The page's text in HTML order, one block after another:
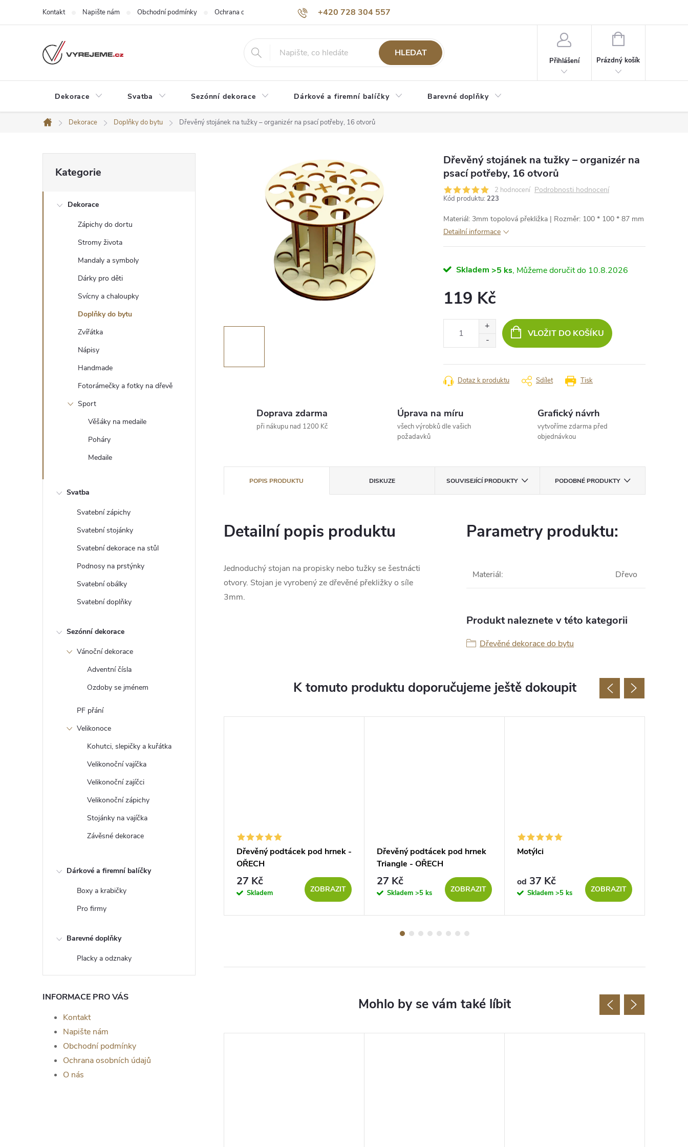
+420 728 304 557
Kontakt Napište nám Obchodní podmínky Ochrana osobních údajů O nás
HLEDAT
Přihlášení
NÁKUPNÍ
Prázdný košík
Dekorace Svatba Sezónní dekorace Dárkové a firemní balíčky Barevné doplňky
Domů
Dekorace Doplňky do bytu Dřevěný stojánek na tužky – organizér na psací potřeby, 16 otvorů
o
e
kategorie
Kategorie
Dekorace
Zápichy do dortu
Stromy života
Mandaly a symboly
Dárky pro děti
Svícny a chaloupky
Doplňky do bytu
Zvířátka
Nápisy
Handmade
Fotorámečky a fotky na dřevě
Sport
Věšáky na medaile
Poháry
Medaile
Svatba
Svatební zápichy
Svatební stojánky
Svatební dekorace na stůl
Podnosy na prstýnky
Svatební obálky
Svatební doplňky
Sezónní dekorace
Vánoční dekorace
Adventní čísla
Ozdoby se jménem
PF přání
Velikonoce
Kohutci, slepičky a kuřátka
Velikonoční vajíčka
Velikonoční zajíčci
Velikonoční zápichy
Stojánky na vajíčka
Závěsné dekorace
Dárkové a firemní balíčky
Boxy a krabičky
Pro firmy
Barevné doplňky
Placky a odznaky
INFORMACE PRO VÁS
Kontakt
Napište nám
Obchodní podmínky
Ochrana osobních údajů
O nás
Dřevěný stojánek na tužky – organizér na
psací potřeby, 16 otvorů
2 hodnocení Podrobnosti hodnocení
Kód produktu: 223
Materiál: 3mm topolová překližka | Rozměr: 100 * 100 * 87 mm
Detailní informace
Skladem >5 ks 10.8.2026
119 Kč
VLOŽIT DO KOŠÍKU
Tisk
Dotaz k produktu Sdílet
Doprava zdarma
při nákupu nad 1200 Kč
Úprava na míru
všech výrobků dle vašich
požadavků
Grafický návrh
vytvoříme zdarma před
objednávkou
POPIS PRODUKTU DISKUZE SOUVISEJÍCÍ PRODUKTY PODOBNÉ PRODUKTY
Detailní popis produktu
Jednoduchý stojan na propisky nebo tužky se šestnácti
otvory. Stojan je vyrobený ze dřevěné překližky o síle
3mm.
Parametry produktu:
Materiál: Dřevo
Produkt naleznete v této kategorii
Dřevěné dekorace do bytu
K tomuto produktu doporučujeme ještě dokoupit
Skladem
Dřevěný podtácek pod hrnek -
OŘECH
27 Kč
Skladem ZOBRAZIT
Dřevěný podtácek pod hrnek
Triangle - OŘECH
27 Kč
Skladem >5 ks ZOBRAZIT
Motýlci
od 37 Kč
Skladem >5 ks ZOBRAZIT